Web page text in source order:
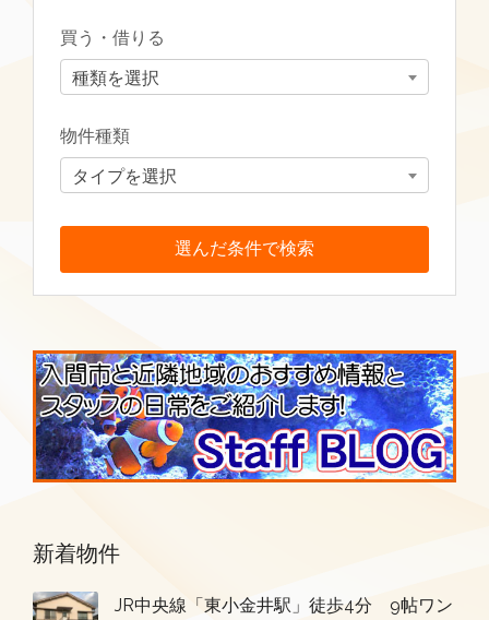
買う・借りる
種類を選択
物件種類
タイプを選択
新着物件
JR中央線「東小金井駅」徒歩4分 9帖ワン